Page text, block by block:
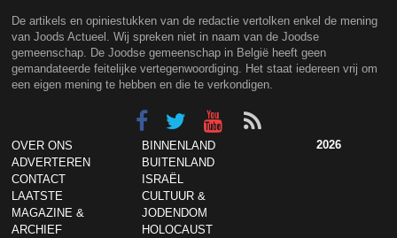
De artikels en opiniestukken van de redactie vertolken enkel de mening
van Joods Actueel. Wij spreken niet in naam van de Joodse
gemeenschap. De Joodse gemeenschap in België heeft geen
gemandateerde feitelijke vertegenwoordiging. Het staat iedereen vrij om
een eigen mening te hebben en die te verkondigen.
OVER ONS
ADVERTEREN
CONTACT
LAATSTE
MAGAZINE &
ARCHIEF
BINNENLAND
BUITENLAND
ISRAËL
CULTUUR &
JODENDOM
HOLOCAUST
2026